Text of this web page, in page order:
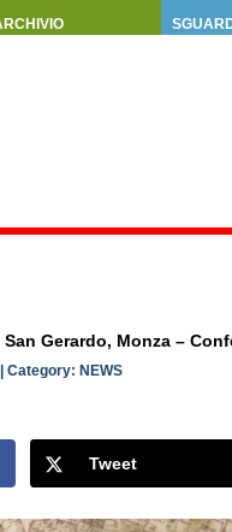
Gerardo, Monza –
Category: NEWS
Tweet